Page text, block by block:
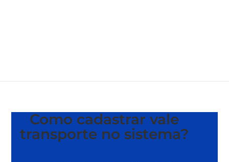
Como cadastrar vale
transporte no sistema?